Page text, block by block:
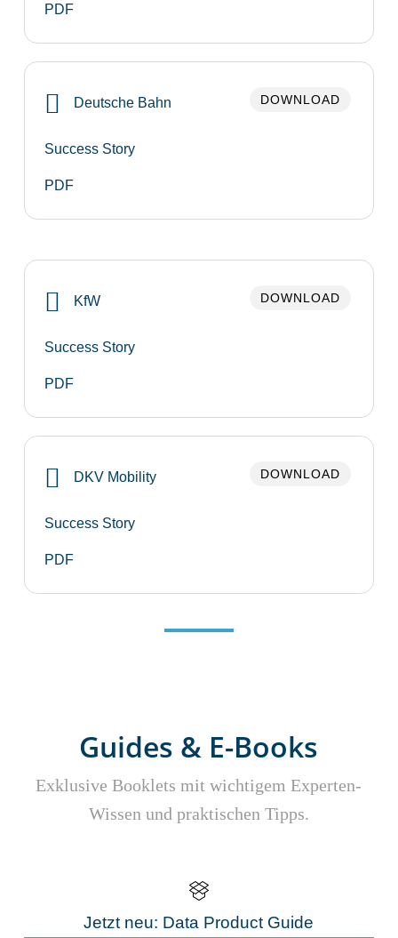
PDF
Deutsche Bahn
Success Story
PDF
DOWNLOAD
KfW
Success Story
PDF
DOWNLOAD
DKV Mobility
Success Story
PDF
DOWNLOAD
Guides & E-Books
Exklusive Booklets mit wichtigem Experten-
Wissen und praktischen Tipps.
Jetzt neu: Data Product Guide